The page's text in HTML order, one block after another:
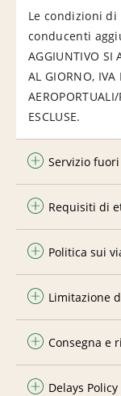
Le condizioni
conducenti
AGGIUNTIVO SI
AL GIORNO, IVA
ESCLUSE.
Servizio
Requisiti di
Politica sui
Limitazione
Consegna e
Delays Policy